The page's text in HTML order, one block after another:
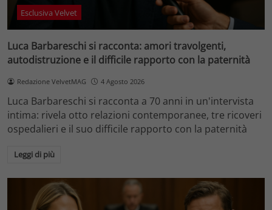
Esclusiva Velvet
Luca Barbareschi si racconta: amori travolgenti,
autodistruzione e il difficile rapporto con la paternità
Redazione VelvetMAG 4 Agosto 2026
Luca Barbareschi si racconta a 70 anni in un'intervista
intima: rivela otto relazioni contemporanee, tre ricoveri
ospedalieri e il suo difficile rapporto con la paternità
Leggi di più